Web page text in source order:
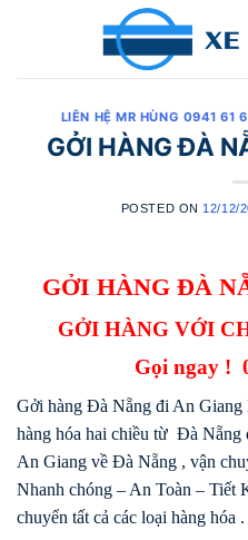
LIÊN HỆ MR HÙNG 0941 61
GỞI HÀNG ĐÀ
POSTED ON 12/12/
GỞI HÀNG ĐÀ
GỞI HÀNG VỚI
Gọi ngay !
Gởi hàng Đà Nẵng đi An Giang
hàng hóa hai chiều từ Đà
An Giang về Đà Nẵng , vận
Nhanh chóng – An Toàn – Tiết
chuyển tất cả các loại hàng hóa .